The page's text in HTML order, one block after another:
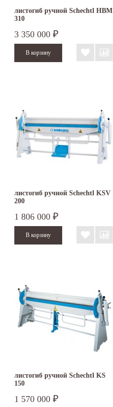
листогиб ручной Schechtl HBM
310
3 350 000 ₽
листогиб ручной Schechtl KSV
200
1 806 000 ₽
листогиб ручной Schechtl KS
150
1 570 000 ₽